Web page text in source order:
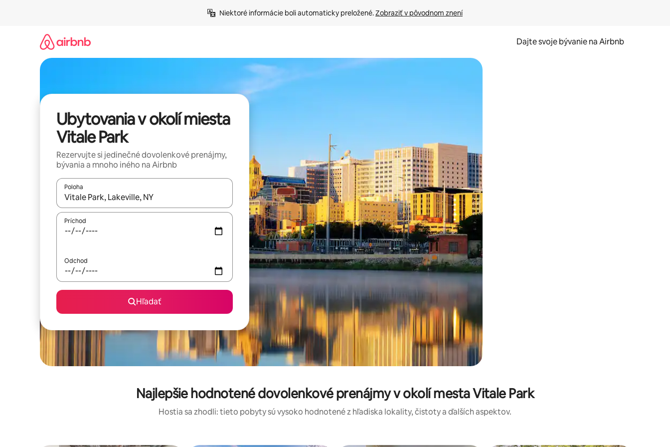
Niektoré informácie boli automaticky preložené. Zobraziť v pôvodnom znení
Dajte svoje bývanie na Airbnb
Ubytovania v okolí miesta
Vitale Park
Rezervujte si jedinečné dovolenkové prenájmy,
bývania a mnoho iného na Airbnb
Poloha
Keď budú výsledky k dispozícii, môžete si ich prechádzať pomocou klávesov so šípkami nahor a nadol alebo ich preskúmať pomocou dotykových gest či potiahnutia prstom.
Príchod
Odchod
Hľadať
Najlepšie hodnotené dovolenkové prenájmy v okolí mesta Vitale Park
Hostia sa zhodli: tieto pobyty sú vysoko hodnotené z hľadiska lokality, čistoty a ďalších aspektov.